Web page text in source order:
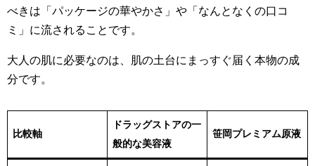
べきは「パッケージの華やかさ」や「なんとなくの口コ
ミ」に流されることです。
大人の肌に必要なのは、肌の土台にまっすぐ届く本物の成
分です。
比較軸
ドラッグストアの一
般的な美容液
笹岡プレミアム原液